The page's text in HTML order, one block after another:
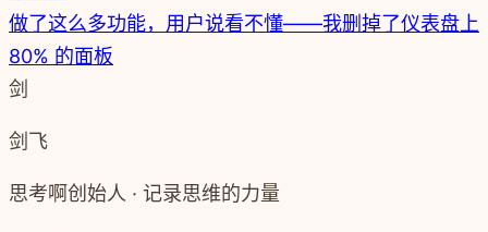
做了这么多功能，用户说看不懂——我删掉了仪表盘上
80% 的面板
剑
剑飞
思考啊创始人 · 记录思维的力量